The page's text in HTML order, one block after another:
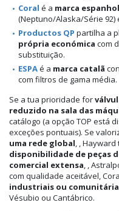
Coral é a marca
(Neptuno/Alaska/Série 92)
Productos QP partilha a
própria económica com
substituição.
ESPAé a marca catalã
com filtros de gama média.
Se a tua prioridade for
reduzido na sala das
catálogo (a opção TOP está
exceções pontuais). Se
uma rede global, ,
disponibilidade de peças
comercial extensa, ,
com qualidade aceitável,
industriais ou
Vésubio ou Cantábrico.